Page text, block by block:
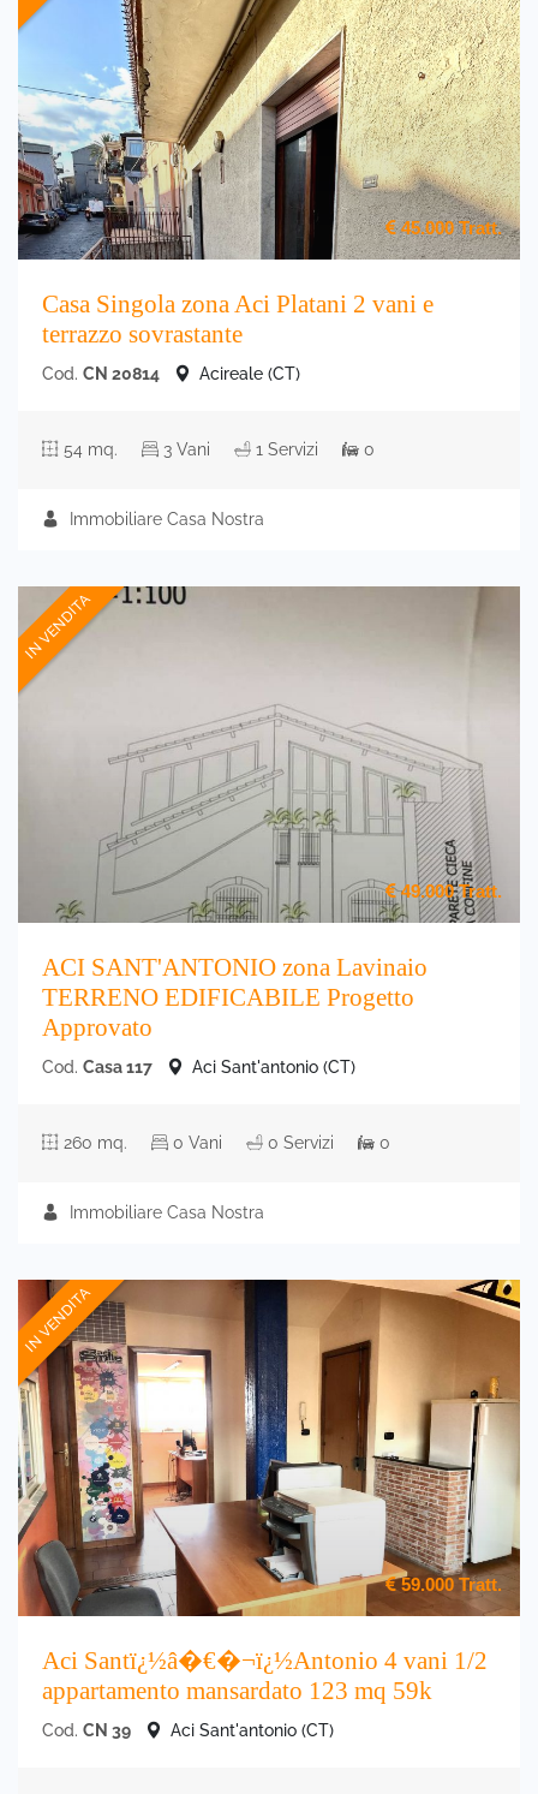
45.000 Tratt.
Casa Singola zona Aci Platani 2 vani e
terrazzo sovrastante
Cod. CN 20814 Acireale (CT)
54 mq. 3 Vani 1 Servizi 0
Immobiliare Casa Nostra
IN VENDITA
49.000 Tratt.
ACI SANT'ANTONIO zona Lavinaio
TERRENO EDIFICABILE Progetto
Approvato
Cod. Casa 117 Aci Sant'antonio (CT)
260 mq. 0 Vani 0 Servizi 0
Immobiliare Casa Nostra
IN VENDITA
59.000 Tratt.
Aci Santï¿½â�€�¬ï¿½Antonio 4 vani 1/2
appartamento mansardato 123 mq 59k
Cod. CN 39 Aci Sant'antonio (CT)